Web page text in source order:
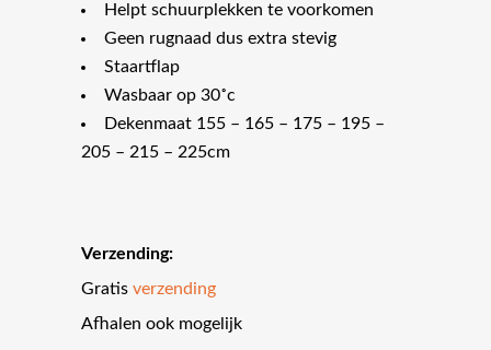
Helpt schuurplekken te voorkomen
Geen rugnaad dus extra stevig
Staartflap
Wasbaar op 30˚c
Dekenmaat 155 – 165 – 175 – 195 –
205 – 215 – 225cm
Verzending:
Gratis verzending
Afhalen ook mogelijk